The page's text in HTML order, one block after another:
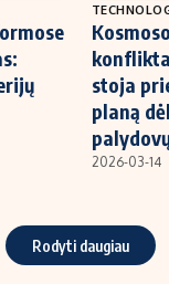
stoja
planą
2026-03-14
Rodyti daugiau